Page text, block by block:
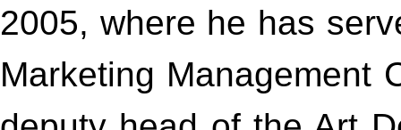
2005, where he has
Marketing Management